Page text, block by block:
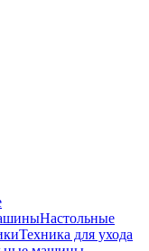
Настольные
Техника для ухода